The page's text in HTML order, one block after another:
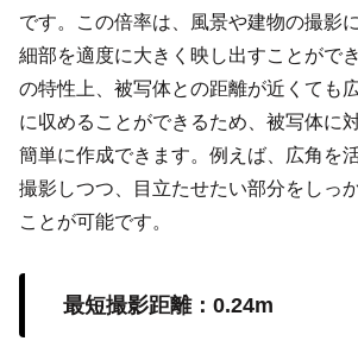
です。この倍率は、風景や建物の撮影
細部を適度に大きく映し出すことがで
の特性上、被写体との距離が近くても
に収めることができるため、被写体に
簡単に作成できます。例えば、広角を
撮影しつつ、目立たせたい部分をしっ
ことが可能です。
最短撮影距離：0.24m